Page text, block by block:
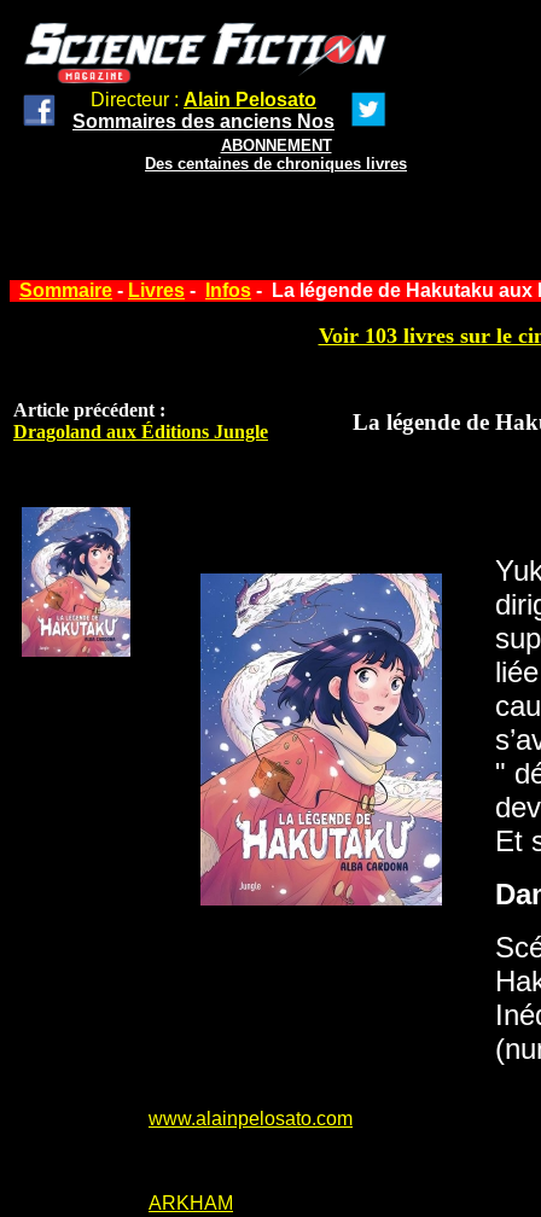
Directeur : Alain Pelosato
Sommaires des anciens Nos
ABONNEMENT
Des centaines de chroniques livres
Sommaire - Livres - Infos - La légende de Hakutaku aux
Voir 103 livres sur le
Article précédent :
Dragoland aux Éditions Jungle
La légende de
"
Et
www.alainpelosato.com
ARKHAM